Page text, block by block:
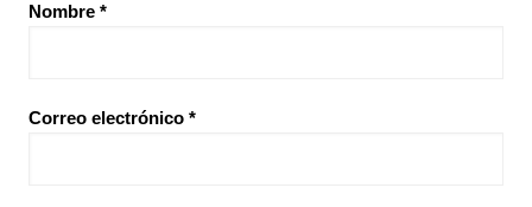
Nombre *
Correo electrónico *